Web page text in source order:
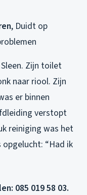
, Duidt op
Zijn toilet
naar riool. Zijn
er binnen
verstopt
reiniging was het
opgelucht: “Had ik
085 019 58 03.